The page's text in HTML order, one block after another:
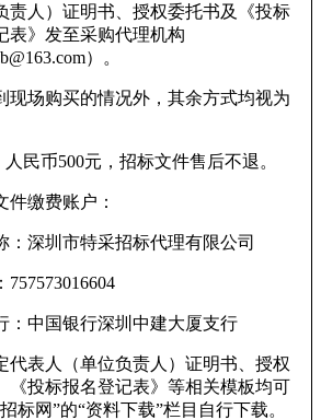
责人）证明书、授权委托书及《投标
表》发至采购代理机构
）。
现场购买的情况外，其余方式均视为
民币500元，招标文件售后不退。
件缴费账户：
：深圳市特采招标代理有限公司
：中国银行深圳中建大厦支行
代表人（单位负责人）证明书、授权
《投标报名登记表》等相关模板均可
标网”的“资料下载”栏目自行下载。